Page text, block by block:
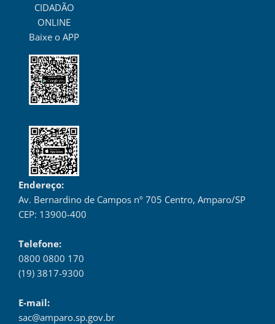
CIDADÃO
ONLINE
Baixe o APP
Endereço:
Av. Bernardino de Campos nº 705 Centro, Amparo/SP
CEP: 13900-400
Telefone:
0800 0800 170
(19) 3817-9300
E-mail:
sac@amparo.sp.gov.br